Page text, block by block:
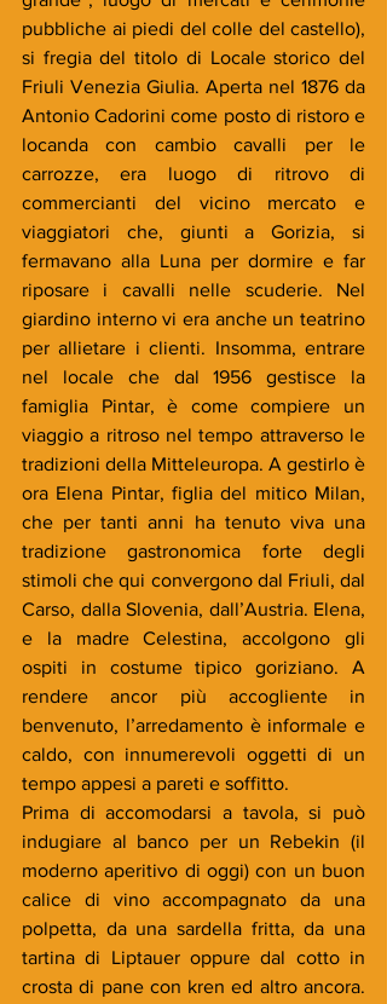
pubbliche ai piedi del colle del castello),
si fregia del titolo di Locale storico del
Friuli Venezia Giulia. Aperta nel 1876 da
Antonio Cadorini come posto di ristoro e
locanda con cambio cavalli per le
carrozze, era luogo di ritrovo di
commercianti del vicino mercato e
viaggiatori che, giunti a Gorizia, si
fermavano alla Luna per dormire e far
riposare i cavalli nelle scuderie. Nel
giardino interno vi era anche un teatrino
per allietare i clienti. Insomma, entrare
nel locale che dal 1956 gestisce la
famiglia Pintar, è come compiere un
viaggio a ritroso nel tempo attraverso le
tradizioni della Mitteleuropa. A gestirlo è
ora Elena Pintar, figlia del mitico Milan,
che per tanti anni ha tenuto viva una
tradizione gastronomica forte degli
stimoli che qui convergono dal Friuli, dal
Carso, dalla Slovenia, dall’Austria. Elena,
e la madre Celestina, accolgono gli
ospiti in costume tipico goriziano. A
rendere ancor più accogliente in
benvenuto, l’arredamento è informale e
caldo, con innumerevoli oggetti di un
tempo appesi a pareti e soffitto.
Prima di accomodarsi a tavola, si può
indugiare al banco per un Rebekin (il
moderno aperitivo di oggi) con un buon
calice di vino accompagnato da una
polpetta, da una sardella fritta, da una
tartina di Liptauer oppure dal cotto in
crosta di pane con kren ed altro ancora.